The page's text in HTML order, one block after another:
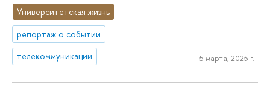
Университетская жизнь
репортаж о событии
телекоммуникации
5 марта, 2025 г.